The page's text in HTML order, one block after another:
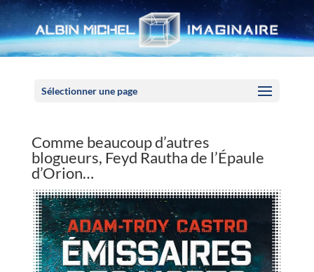
Sélectionner une page
Comme beaucoup d’autres
blogueurs, Feyd Rautha de l’Épaule
d’Orion…
Panneau de gestion des cookies